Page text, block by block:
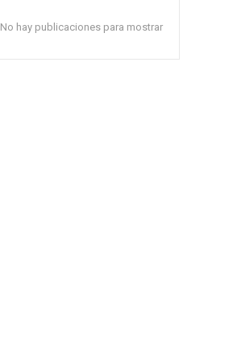
No hay publicaciones para mostrar